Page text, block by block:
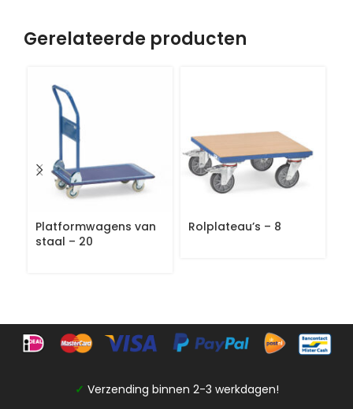
Gerelateerde producten
Platformwagens van
staal – 20
Rolplateau’s – 8
✓ Verzending binnen 2-3 werkdagen!